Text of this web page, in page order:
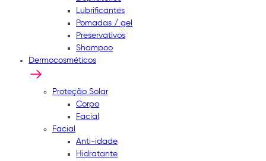
Lubrificantes
Pomadas / gel
Preservativos
Shampoo
Dermocosméticos
Proteção Solar
Corpo
Facial
Facial
Anti-idade
Hidratante